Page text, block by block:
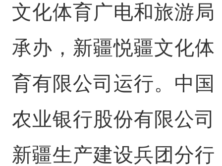
文化体育广电和旅游局
承办，新疆悦疆文化体
育有限公司运行。中国
农业银行股份有限公司
新疆生产建设兵团分行